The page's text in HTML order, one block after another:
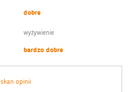
dobre
wyżywienie
bardzo dobre
skan opinii